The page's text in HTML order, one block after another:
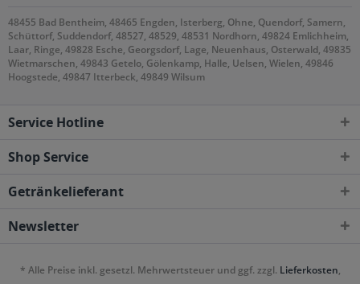
48455 Bad Bentheim, 48465 Engden, Isterberg, Ohne, Quendorf, Samern,
Schüttorf, Suddendorf, 48527, 48529, 48531 Nordhorn, 49824 Emlichheim,
Laar, Ringe, 49828 Esche, Georgsdorf, Lage, Neuenhaus, Osterwald, 49835
Wietmarschen, 49843 Getelo, Gölenkamp, Halle, Uelsen, Wielen, 49846
Hoogstede, 49847 Itterbeck, 49849 Wilsum
Service Hotline
Shop Service
Getränkelieferant
Newsletter
* Alle Preise inkl. gesetzl. Mehrwertsteuer und ggf. zzgl. Lieferkosten,